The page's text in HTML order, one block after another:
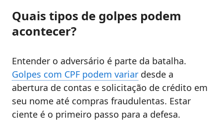
Quais tipos de golpes podem
acontecer?
Entender o adversário é parte da batalha.
Golpes com CPF podem variar desde a
abertura de contas e solicitação de crédito em
seu nome até compras fraudulentas. Estar
ciente é o primeiro passo para a defesa.